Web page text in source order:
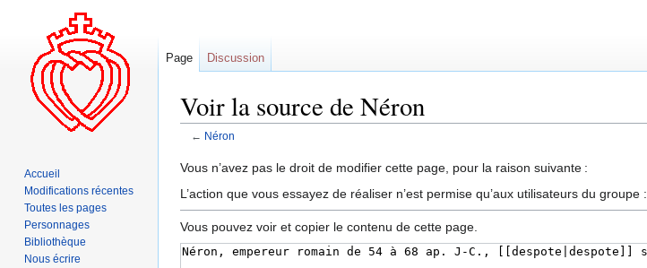
Voir la source de Néron
← Néron
Aller
à
navigation
Aller
à
recherche
Vous n’avez pas le droit de modifier cette page, pour la raison suivante :
L’action que vous essayez de réaliser n’est permise qu’aux utilisateurs du groupe :
Vous pouvez voir et copier le contenu de cette page.
Page Discussion
Accueil
Modifications récentes
Toutes les pages
Personnages
Bibliothèque
Nous écrire